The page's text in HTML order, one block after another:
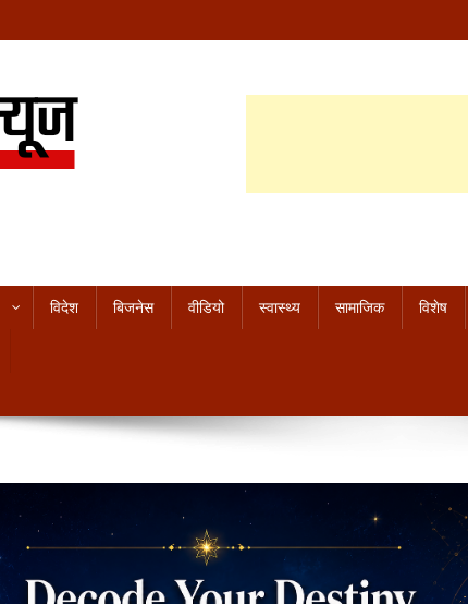
विदेश बिजनेस वीडियो स्वास्थ्य सामाजिक विशेष